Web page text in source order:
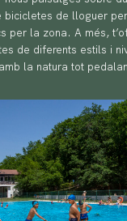
bicicletes de lloguer
per la zona. A més,
de diferents estils i
la natura tot